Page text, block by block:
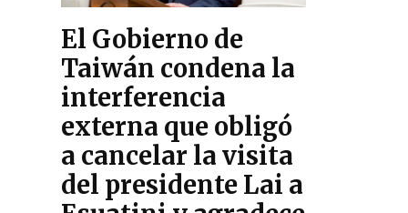
El Gobierno de
Taiwán condena la
interferencia
externa que obligó
a cancelar la visita
del presidente Lai a